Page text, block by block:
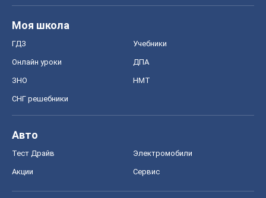
Моя школа
ГДЗ Учебники
Онлайн уроки ДПА
ЗНО НМТ
СНГ решебники
Авто
Тест Драйв Электромобили
Акции Сервис